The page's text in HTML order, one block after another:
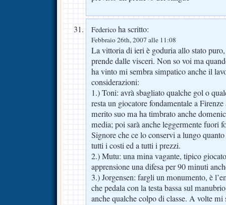
Federico ha scritto:
Febbraio 26th, 2007 alle 11:08
La vittoria di ieri è goduria allo stato
prende dalle visceri. Non so voi ma
ha vinto mi sembra simpatico anche il
considerazioni:
1.) Toni: avrà sbagliato qualche gol o
resta un giocatore fondamentale a
merito suo ma ha timbrato anche
media; poi sarà anche leggermente fuori
Signore che ce lo conservi a lungo
tutti i costi ed a tutti i prezzi.
2.) Mutu: una mina vagante, tipico
apprensione una difesa per 90 minuti
3.) Jorgensen: fargli un monumento, è
che pedala con la testa bassa sul
anche qualche colpo di classe. A volte